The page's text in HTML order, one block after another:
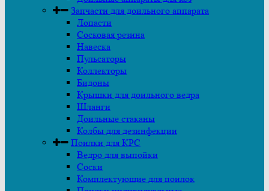
Запчасти для доильного аппарата
Лопасти
Сосковая резина
Навеска
Пульсаторы
Коллекторы
Бидоны
Крышки для доильного ведра
Шланги
Доильные стаканы
Колбы для дезинфекции
Поилки для КРС
Ведро для выпойки
Соски
Комплектующие для поилок